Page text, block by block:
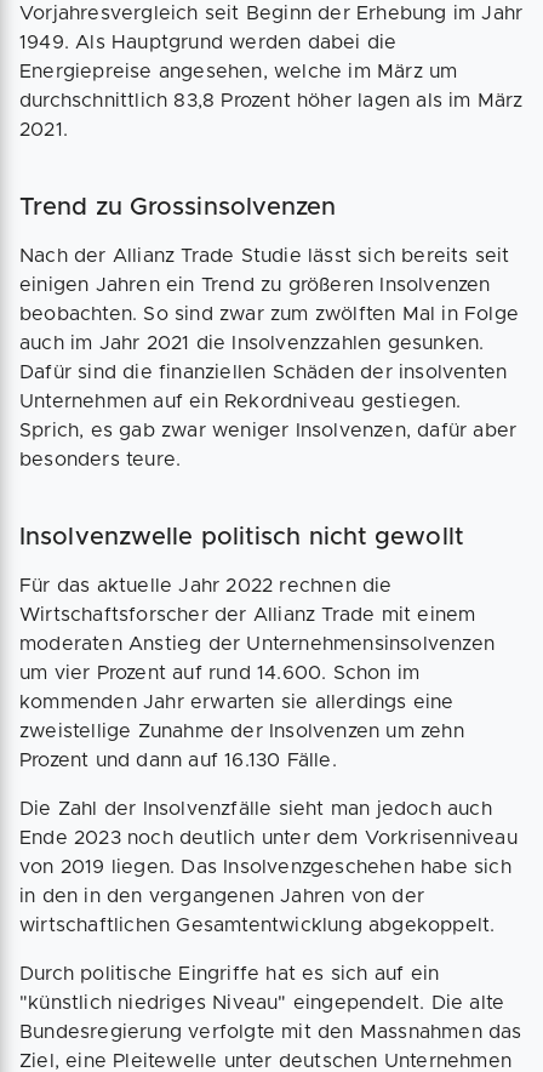
Vorjahresvergleich seit Beginn der Erhebung im Jahr
1949. Als Hauptgrund werden dabei die
Energiepreise angesehen, welche im März um
durchschnittlich 83,8 Prozent höher lagen als im März
2021.
Trend zu Grossinsolvenzen
Nach der Allianz Trade Studie lässt sich bereits seit
einigen Jahren ein Trend zu größeren Insolvenzen
beobachten. So sind zwar zum zwölften Mal in Folge
auch im Jahr 2021 die Insolvenzzahlen gesunken.
Dafür sind die finanziellen Schäden der insolventen
Unternehmen auf ein Rekordniveau gestiegen.
Sprich, es gab zwar weniger Insolvenzen, dafür aber
besonders teure.
Insolvenzwelle politisch nicht gewollt
Für das aktuelle Jahr 2022 rechnen die
Wirtschaftsforscher der Allianz Trade mit einem
moderaten Anstieg der Unternehmensinsolvenzen
um vier Prozent auf rund 14.600. Schon im
kommenden Jahr erwarten sie allerdings eine
zweistellige Zunahme der Insolvenzen um zehn
Prozent und dann auf 16.130 Fälle.
Die Zahl der Insolvenzfälle sieht man jedoch auch
Ende 2023 noch deutlich unter dem Vorkrisenniveau
von 2019 liegen. Das Insolvenzgeschehen habe sich
in den in den vergangenen Jahren von der
wirtschaftlichen Gesamtentwicklung abgekoppelt.
Durch politische Eingriffe hat es sich auf ein
"künstlich niedriges Niveau" eingependelt. Die alte
Bundesregierung verfolgte mit den Massnahmen das
Ziel, eine Pleitewelle unter deutschen Unternehmen